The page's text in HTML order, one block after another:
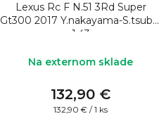
Lexus Rc F N.51 3Rd Super
Gt300 2017 Y.nakayama-S.tsuboi
1:43
Na externom sklade
132,90 €
Jednotková
132,90 € / 1 ks